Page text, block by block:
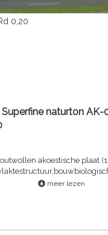
0,20
naturton
akoestische plaat
meer lezen